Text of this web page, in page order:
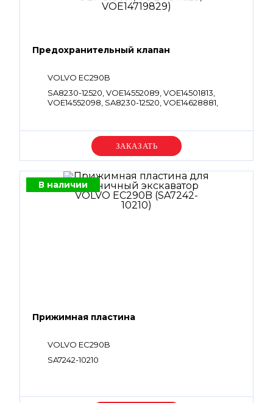
Предохранительный клапан
VOLVO EC290B
SA8230-12520, VOE14552089, VOE14501813,
VOE14552098, SA8230-12520, VOE14628881,
VOE14511623, VOE14719829
Уточняйте цену
В наличии
Прижимная пластина
VOLVO EC290B
SA7242-10210